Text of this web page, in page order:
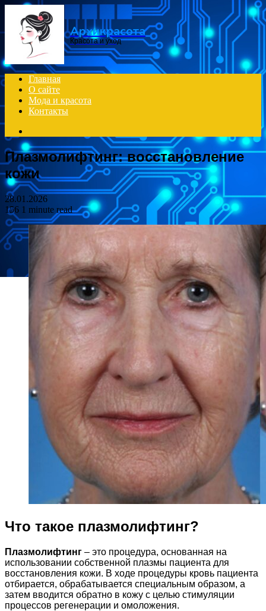
Архикрасота
Красота и уход
Главная
О сайте
Мода и красота
Контакты
for
Плазмолифтинг: восстановление
кожи
28.01.2026
156 1 minute read
Что такое плазмолифтинг?
Плазмолифтинг – это процедура, основанная на
использовании собственной плазмы пациента для
восстановления кожи. В ходе процедуры кровь пациента
отбирается, обрабатывается специальным образом, а
затем вводится обратно в кожу с целью стимуляции
процессов регенерации и омоложения.